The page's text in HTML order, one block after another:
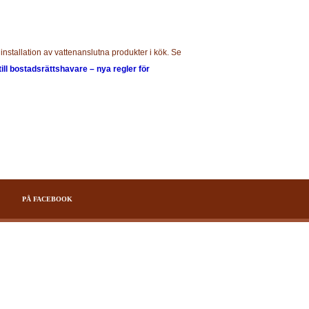
av vattenanslutna produkter i kök. Se
bostadsrättshavare – nya regler för
PÅ FACEBOOK